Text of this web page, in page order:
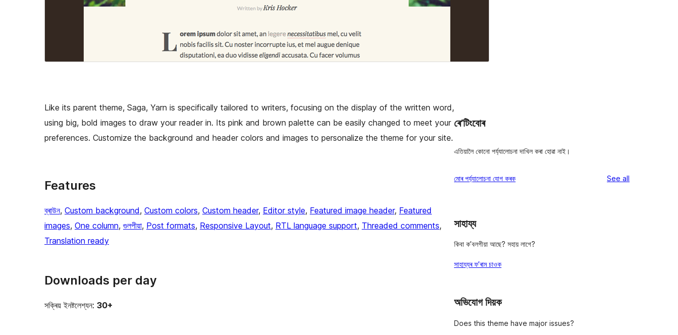
Like its parent theme, Saga, Yarn is specifically tailored to writers, focusing on the display of the written word,
using big, bold images to draw your reader in. Its pink and brown palette can be easily changed to meet your
preferences. Customize the background and header colors and images to personalize the theme for your site.
Features
ব্ৰাউন, Custom background, Custom colors, Custom header, Editor style, Featured image header, Featured
images, One column, গুলপীয়া, Post formats, Responsive Layout, RTL language support, Threaded comments
Translation ready
Downloads per day
সক্ৰিয় ইনষ্টলেশ্যন: 30+
ৰে’টিংবোৰ
এতিয়ালৈ কোনো পৰ্য্যালোচনা দাখিল কৰা হোৱা নাই।
মোৰ পৰ্য্যালোচনা যোগ কৰক See all
সাহায্য
কিবা ক’বলগীয়া আছে? সহায় লাগে?
সাহায্যৰ ফ’ৰাম চাওক
অভিযোগ দিয়ক
Does this theme have major issues?